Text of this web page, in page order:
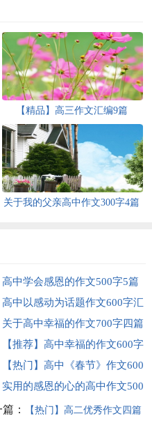
【精品】高三作文汇编9篇
关于我的父亲高中作文300字4篇
高中学会感恩的作文500字5篇
高中以感动为话题作文600字汇
五篇
关于高中幸福的作文700字四篇
【推荐】高中幸福的作文600字
编8篇
【热门】高中《春节》作文600
3篇
实用的感恩的心的高中作文500
三篇
： 【热门】高二优秀作文四篇